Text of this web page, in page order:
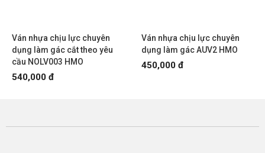
Ván nhựa chịu lực chuyên
dụng làm gác cắt theo yêu
cầu NOLV003 HMO
540,000 đ
Ván nhựa chịu lực chuyên
dụng làm gác AUV2 HMO
450,000 đ